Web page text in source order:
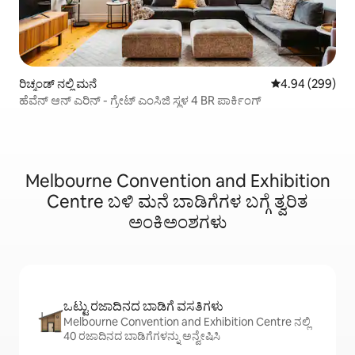
ರಿಚ್ಮಂಡ್ ನಲ್ಲಿ ಮನೆ 5 ರಲ್ಲಿ 4.94
4.94 (299)
ಹೆವೆನ್ ಆನ್ ಎರಿನ್ - ಗ್ರೇಟ್ ಎಂಸಿಜಿ ಸ್ಥಳ 4 BR ಪಾರ್ಕಿಂಗ್
Melbourne Convention and Exhibition
Centre ಬಳಿ ಮನೆ ಬಾಡಿಗೆಗಳ ಬಗ್ಗೆ ತ್ವರಿತ
ಅಂಕಿಅಂಶಗಳು
ಒಟ್ಟು ರಜಾದಿನದ ಬಾಡಿಗೆ ವಸತಿಗಳು
Melbourne Convention and Exhibition Centre ನಲ್ಲಿ
40 ರಜಾದಿನದ ಬಾಡಿಗೆಗಳನ್ನು ಅನ್ವೇಷಿಸಿ